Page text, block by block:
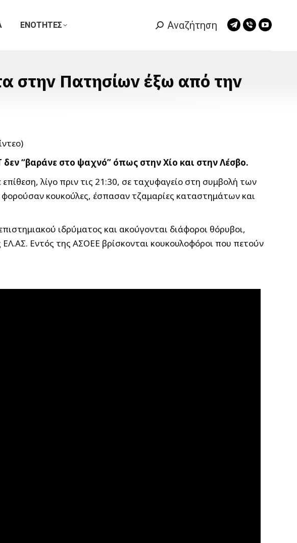
ΕΝΟΤΗΤΕΣ Search:
Αναζήτηση
Telegram
new
Viber
στην Πατησίων έξω από την
“βαράνε στο ψαχνό” όπως στην Χίο και στην Λέσβο.
λίγο πριν τις 21:30, σε ταχυφαγείο στη συμβολή των
κουκούλες, έσπασαν τζαμαρίες καταστημάτων και
ιδρύματος και ακούγονται διάφοροι θόρυβοι,
Εντός της ΑΣΟΕΕ βρίσκονται κουκουλοφόροι που πετούν